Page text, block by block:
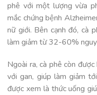
phê với một lượng vừa
mắc chứng bệnh
nữ giới. Bên cạnh đó, cà
làm giảm từ 32-60% nguy
Ngoài ra, cà phê còn
với gan, giúp làm giảm
được xem là thức uống